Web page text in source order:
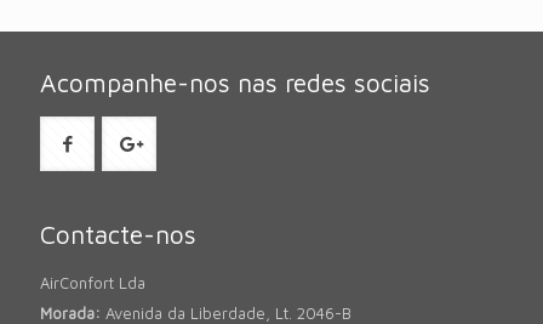
Acompanhe-nos nas redes sociais
Contacte-nos
AirConfort Lda
Morada: Avenida da Liberdade, Lt. 2046-B